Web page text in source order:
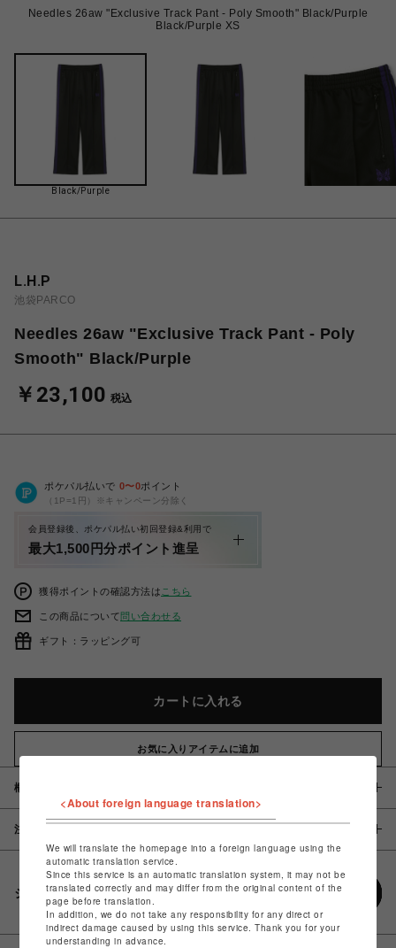
Needles 26aw "Exclusive Track Pant - Poly Smooth" Black/Purple
Black/Purple XS
Black/Purple
L.H.P
池袋PARCO
Needles 26aw "Exclusive Track Pant - Poly
Smooth" Black/Purple
￥23,100 税込
ポケパル払いで 0〜0ポイント
（1P=1円）※キャンペーン分除く
会員登録後、ポケパル払い初回登録&利用で
最大1,500円分ポイント進呈
獲得ポイントの確認方法は こちら
この商品について問い合わせる
ギフト：ラッピング可
カートに入れる
お気に入りアイテムに追加
概要
注意事項
シェアする
<About foreign language translation>
We will translate the homepage into a foreign language using the
automatic translation service.
Since this service is an automatic translation system, it may not be
translated correctly and may differ from the original content of the
page before translation.
In addition, we do not take any responsibility for any direct or
indirect damage caused by using this service. Thank you for your
understanding in advance.